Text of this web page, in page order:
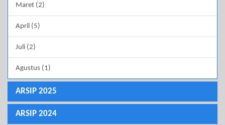
Maret (2)
April (5)
Juli (2)
Agustus (1)
ARSIP 2025
ARSIP 2024